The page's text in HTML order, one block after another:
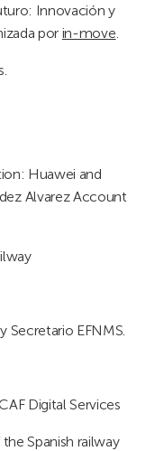
Innovación y
por in-move
Huawei and
Alvarez Account
Secretario EFNMS.
Digital Services
Spanish railway